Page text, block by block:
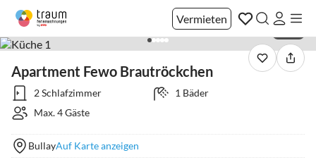
Vermieten
Apartment Fewo Brautröckchen
2 Schlafzimmer
1 Bäder
Max. 4 Gäste
BullayAuf Karte anzeigen